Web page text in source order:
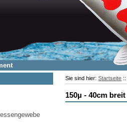
Sie sind hier:Startseite ::
150µ - 40cm breit